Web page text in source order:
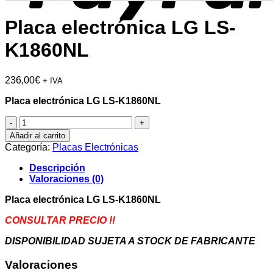
Placa electrónica LG LS-
K1860NL
236,00€ + IVA
Placa electrónica LG LS-K1860NL
Placa
electrónica
LG
LS-
K1860NL
cantidad
Añadir al carrito
Categoría: Placas Electrónicas
Descripción
Valoraciones (0)
Placa electrónica LG LS-K1860NL
CONSULTAR PRECIO !!
DISPONIBILIDAD SUJETA A STOCK DE FABRICANTE
Valoraciones